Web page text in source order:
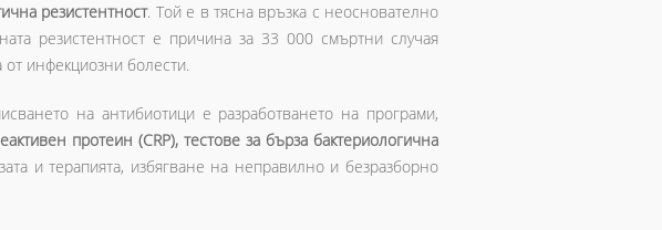
резистентност. Той е в тясна връзка с неоснователно
резистентност е причина за 33 000 смъртни случая
инфекциозни болести.
на антибиотици е разработването на програми,
протеин (CRP), тестове за бърза бактериологична
и терапията, избягване на неправилно и безразборно